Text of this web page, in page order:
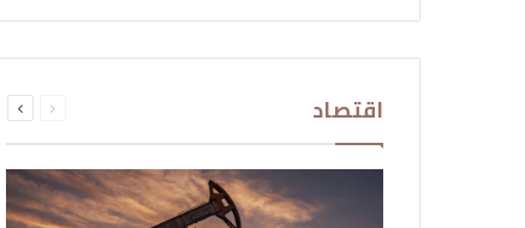
اقتصاد الصفحةالصفحة